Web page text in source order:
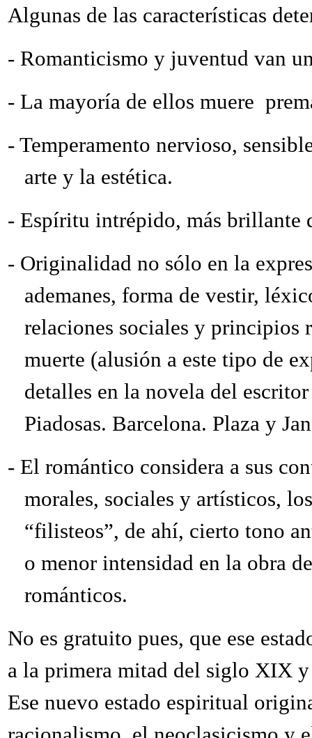
Algunas de las características
- Romanticismo y juventud van
- La mayoría de ellos muere
- Temperamento nervioso,
arte y la estética.
- Espíritu intrépido, más brillante
- Originalidad no sólo en la
ademanes, forma de vestir,
relaciones sociales y
muerte (alusión a este tipo de
detalles en la novela del
Piadosas. Barcelona. Plaza y
- El romántico considera a sus
morales, sociales y artísticos,
“filisteos”, de ahí, cierto tono
o menor intensidad en la obra
románticos.
No es gratuito pues, que ese
a la primera mitad del siglo XIX
Ese nuevo estado espiritual